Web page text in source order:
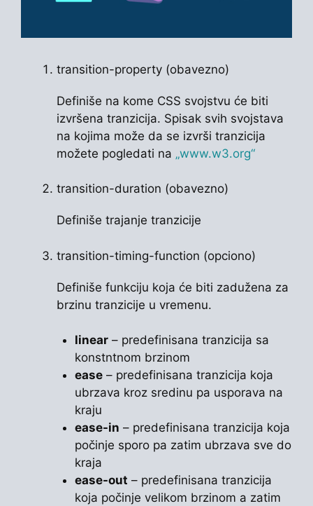
transition-property (obavezno)
Definiše na kome CSS svojstvu će biti
izvršena tranzicija. Spisak svih svojstava
na kojima može da se izvrši tranzicija
možete pogledati na „www.w3.org“
transition-duration (obavezno)
Definiše trajanje tranzicije
transition-timing-function (opciono)
Definiše funkciju koja će biti zadužena za
brzinu tranzicije u vremenu.
linear– predefinisana tranzicija sa
konstntnom brzinom
ease– predefinisana tranzicija koja
ubrzava kroz sredinu pa usporava na
kraju
ease-in – predefinisana tranzicija koja
počinje sporo pa zatim ubrzava sve do
kraja
ease-out – predefinisana tranzicija
koja počinje velikom brzinom a zatim